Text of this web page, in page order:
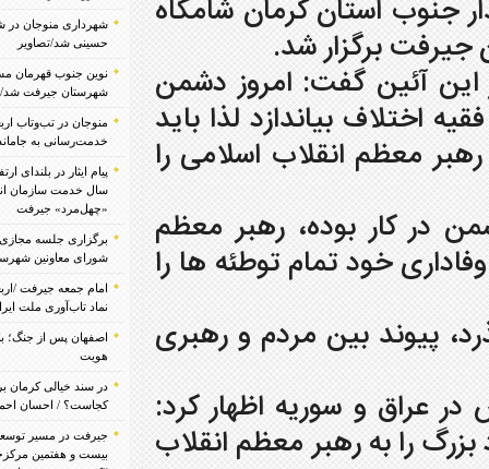
شامگاه
امروز دشمن
لذا باید
اسلامی را
رهبر معظم
توطئه ها را
و رهبری
اظهار کرد:
معظم انقلاب
شهرداری منوجان در شب اربعین میزبان جاماندگان
نوین جنوب قهرمان مسابقات فوتبال زیر ۱۲ سال
شهرستان جیرفت شد/تصاویر
منوجان در تب‌وتاب اربعین؛ آخرین هماهنگی‌ها برای
خدمت‌رسانی به جاماندگان حسینی انجام شد
پیام ایثار در بلندای ارتفاع؛ برافراشته شدن پرچم ۵۲
سال خدمت سازمان انتقال خون ایران بر فراز قله
برگزاری جلسه مجازی شورای معاونین اداره کل و
شورای معاونین شهرستان جیرفت ویژه پروژه مهر
امام جمعه جیرفت /اربعین مظهر اقتدار حسینی و
نماد تاب‌آوری ملت ایران در برابر دشمن/تصاویر
اصفهان پس از جنگ؛ بازسازی یک شهر، احیای یک
هویت
در سند خیالی کرمان بر فراز، جایگاه کشاورزی
کجاست؟ / احسان احمدی
جیرفت در مسیر توسعه عدالت سلامت/ یکصد و
بیست و هفتمین مرکزجامع سلامت روان” سراج